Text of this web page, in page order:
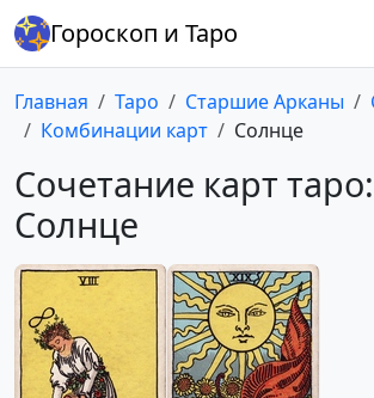
Гороскоп и Таро
Главная Таро Старшие Арканы
Комбинации карт
Солнце
Сочетание карт
Солнце